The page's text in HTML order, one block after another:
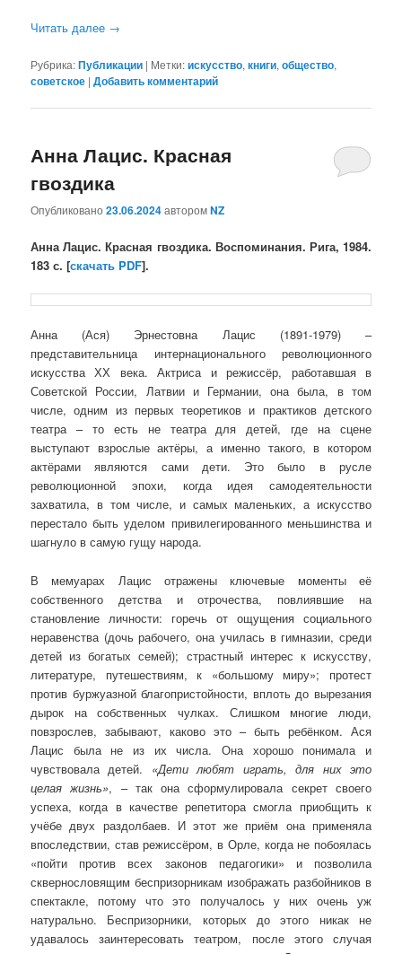
Читать далее →
Рубрика:Публикации | Метки:искусство,книги,общество,
советское |Добавить комментарий
Анна Лацис. Красная
гвоздика
Опубликовано23.06.2024авторомNZ
Анна Лацис. Красная гвоздика. Воспоминания. Рига, 1984.
183 с. [скачать PDF].
Анна (Ася) Эрнестовна Лацис (1891-1979) –
представительница интернационального революционного
искусства ХХ века. Актриса и режиссёр, работавшая в
Советской России, Латвии и Германии, она была, в том
числе, одним из первых теоретиков и практиков детского
театра – то есть не театра для детей, где на сцене
выступают взрослые актёры, а именно такого, в котором
актёрами являются сами дети. Это было в русле
революционной эпохи, когда идея самодеятельности
захватила, в том числе, и самых маленьких, а искусство
перестало быть уделом привилегированного меньшинства и
шагнуло в самую гущу народа.
В мемуарах Лацис отражены ключевые моменты её
собственного детства и отрочества, повлиявшие на
становление личности: горечь от ощущения социального
неравенства (дочь рабочего, она училась в гимназии, среди
детей из богатых семей); страстный интерес к искусству,
литературе, путешествиям, к «большому миру»; протест
против буржуазной благопристойности, вплоть до вырезания
дырок на собственных чулках. Слишком многие люди,
повзрослев, забывают, каково это – быть ребёнком. Ася
Лацис была не из их числа. Она хорошо понимала и
чувствовала детей. «Дети любят играть, для них это
целая жизнь», – так она сформулировала секрет своего
успеха, когда в качестве репетитора смогла приобщить к
учёбе двух раздолбаев. И этот же приём она применяла
впоследствии, став режиссёром, в Орле, когда не побоялась
«пойти против всех законов педагогики» и позволила
сквернословящим беспризорникам изображать разбойников в
спектакле, потому что это получалось у них очень уж
натурально. Беспризорники, которых до этого никак не
удавалось заинтересовать театром, после этого случая